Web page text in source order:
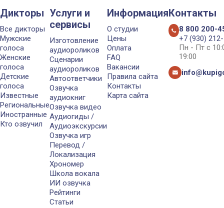
Дикторы
Все дикторы
Мужские
голоса
Женские
голоса
Детские
голоса
Известные
Региональные
Иностранные
Кто озвучил
Услуги и
сервисы
Изготовление
аудиороликов
Сценарии
аудиороликов
Автоответчики
Озвучка
аудиокниг
Озвучка видео
Аудиогиды /
Аудиоэкскурсии
Озвучка игр
Перевод /
Локализация
Хрономер
Школа вокала
ИИ озвучка
Рейтинги
Статьи
Информация
О студии
Цены
Оплата
FAQ
Вакансии
Правила сайта
Контакты
Карта сайта
Контакты
8 800 200-
+7 (930)
Пн - Пт с
19:00